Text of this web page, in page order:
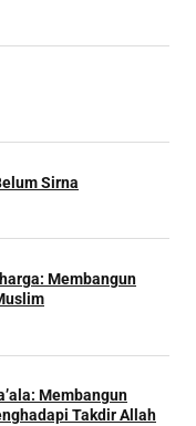
Sirna
Membangun
Membangun
Takdir Allah